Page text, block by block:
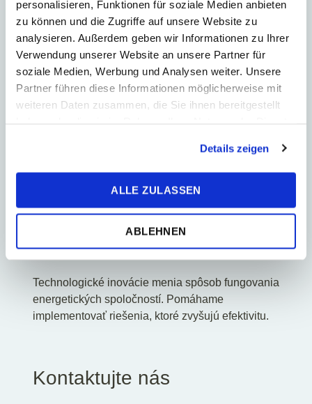
personalisieren, Funktionen für soziale Medien anbieten
zu können und die Zugriffe auf unsere Website zu
analysieren. Außerdem geben wir Informationen zu Ihrer
Verwendung unserer Website an unsere Partner für
soziale Medien, Werbung und Analysen weiter. Unsere
Partner führen diese Informationen möglicherweise mit
weiteren Daten zusammen, die Sie ihnen bereitgestellt
Details zeigen
ALLE ZULASSEN
ABLEHNEN
energetickom sektore
Energetika a vykurovanie sú oblasti, kde inovácie
a regulácie ovplyvňujú každodenné fungovanie
firiem. Naše poznatky Vám pomôžu prispôsobiť
sa a uspieť.
Environmentálne regulácie
Prísne pravidlá na ochranu životného prostredia
ovplyvňujú podnikanie. S nami budete mať istotu,
že splníte všetky požiadavky.
Digitalizácia a inovácie
Technologické inovácie menia spôsob fungovania
energetických spoločností. Pomáhame
implementovať riešenia, ktoré zvyšujú efektivitu.
Kontaktujte nás